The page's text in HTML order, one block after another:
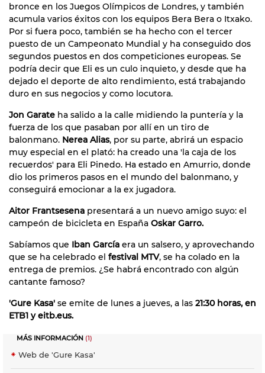
bronce en los Juegos Olímpicos de Londres, y también
acumula varios éxitos con los equipos Bera Bera o Itxako.
Por si fuera poco, también se ha hecho con el tercer
puesto de un Campeonato Mundial y ha conseguido dos
segundos puestos en dos competiciones europeas. Se
podría decir que Eli es un culo inquieto, y desde que ha
dejado el deporte de alto rendimiento, está trabajando
duro en sus negocios y como locutora.
Jon Garate ha salido a la calle midiendo la puntería y la
fuerza de los que pasaban por allí en un tiro de
balonmano. Nerea Alias, por su parte, abrirá un espacio
muy especial en el plató: ha creado una 'la caja de los
recuerdos' para Eli Pinedo. Ha estado en Amurrio, donde
dio los primeros pasos en el mundo del balonmano, y
conseguirá emocionar a la ex jugadora.
Aitor Frantsesena presentará a un nuevo amigo suyo: el
campeón de bicicleta en España Oskar Garro.
Sabíamos que Iban García era un salsero, y aprovechando
que se ha celebrado el festival MTV, se ha colado en la
entrega de premios. ¿Se habrá encontrado con algún
cantante famoso?
'Gure Kasa' se emite de lunes a jueves, a las 21:30 horas, en
ETB1 y eitb.eus.
MÁS INFORMACIÓN (1)
Web de 'Gure Kasa'